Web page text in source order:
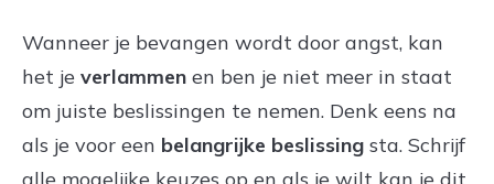
Wanneer je bevangen wordt door angst, kan
het je verlammen en ben je niet meer in staat
om juiste beslissingen te nemen. Denk eens na
als je voor een belangrijke beslissing sta. Schrijf
alle mogelijke keuzes op en als je wilt kan je dit